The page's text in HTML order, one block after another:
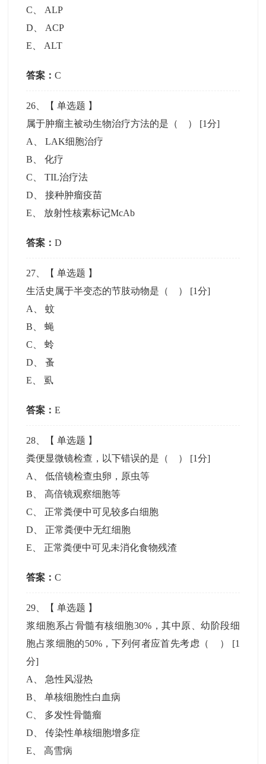
C
ALP
D
ACP
E
ALT
答案：C
26 、【单选题 】
属于肿瘤主被动生物治疗方法的是（ ） [1分]
A
、LAK细胞治疗
B 、化疗
C 、TIL治疗法
D 、接种肿瘤疫苗
E
放射性核素标记McAb
答案：D
27 、【单选题 】
生活史属于半变态的节肢动物是（ ） [1分]
A
、蚊
B 、蝇
C 、蛉
D 、蚤
E 、虱
答案：E
28 、【单选题 】
粪便显微镜检查，以下错误的是（ ） [1分]
A
、低倍镜检查虫卵，原虫等
B 、高倍镜观察细胞等
C
正常粪便中可见较多白细胞
D
正常粪便中无红细胞
E
正常粪便中可见未消化食物残渣
答案：C
29 、【单选题 】
浆细胞系占骨髓有核细胞30%，其中原、幼阶段细
胞占浆细胞的50%，下列何者应首先考虑（ ） [1
分]
A
急性风湿热
B 、单核细胞性白血病
C
多发性骨髓瘤
D 、传染性单核细胞增多症
E 、高雪病